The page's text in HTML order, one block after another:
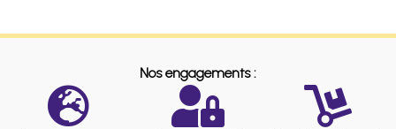
Nos engagements :